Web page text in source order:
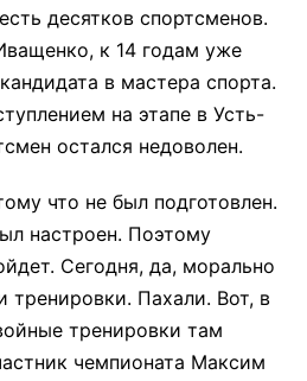
десятков спортсменов.
к 14 годам уже
в мастера спорта.
на этапе в Усть-
остался недоволен.
что не был подготовлен.
настроен. Поэтому
Сегодня, да, морально
тренировки. Пахали. Вот, в
тренировки там
чемпионата Максим